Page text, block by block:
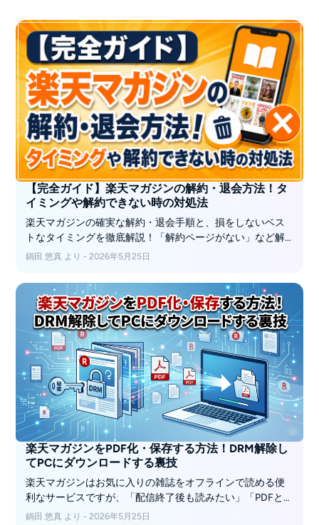
【完全ガイド】楽天マガジンの解約・退会方法！タ
イミングや解約できない時の対処法
楽天マガジンの確実な解約・退会手順と、損をしないベス
トなタイミングを徹底解説！「解約ページがない」など解
約できない時の対処法やお金の疑問も解決します。さら
BookFabで高画質PDFとして永久保存する裏技も必見です。
鍋田 悠真 より - 2026年5月25日
楽天マガジンをPDF化・保存する方法！DRM解除し
てPCにダウンロードする裏技
楽天マガジンはお気に入りの雑誌をオフラインで読める便
利なサービスですが、「配信終了後も読みたい」「PDFと
して手元に残したい」と思っても、強力な暗号化（DRM）
鍋田 悠真 より - 2026年5月25日